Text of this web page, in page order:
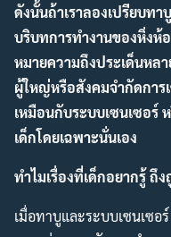
ดังนั้นถ้าเราลองเปรียบทา
บริบทการทำงานของหิ่งห้
หมายความถึงประเด็นหล
ผู้ใหญ่หรือสังคมจำกัดการ
เหมือนกับระบบเซนเซอร์
เด็กโดยเฉพาะนั่นเอง
ทำไมเรื่องที่เด็กอยากรู้ ถึ
เมื่อทาบูและระบบเซนเซอ